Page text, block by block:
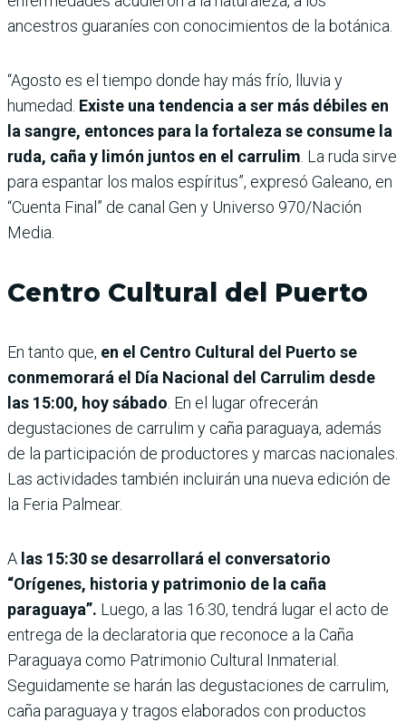
ancestros guaraníes con conocimientos de la botánica.
“Agosto es el tiempo donde hay más frío, lluvia y
humedad. Existe una tendencia a ser más débiles en
la sangre, entonces para la fortaleza se consume la
ruda, caña y limón juntos en el carrulim . La ruda sirve
para espantar los malos espíritus”, expresó Galeano, en
“Cuenta Final” de canal Gen y Universo 970/Nación
Media.
Centro Cultural del Puerto
En tanto que, en el Centro Cultural del Puerto se
conmemorará el Día Nacional del Carrulim desde
las 15:00, hoy sábado . En el lugar ofrecerán
degustaciones de carrulim y caña paraguaya, además
de la participación de productores y marcas nacionales.
Las actividades también incluirán una nueva edición de
la Feria Palmear.
A las 15:30 se desarrollará el conversatorio
“Orígenes, historia y patrimonio de la caña
paraguaya”. Luego, a las 16:30, tendrá lugar el acto de
entrega de la declaratoria que reconoce a la Caña
Paraguaya como Patrimonio Cultural Inmaterial.
Seguidamente se harán las degustaciones de carrulim,
caña paraguaya y tragos elaborados con productos